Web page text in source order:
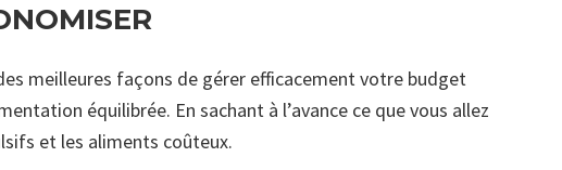
meilleures façons de gérer efficacement votre budget
équilibrée. En sachant à l’avance ce que vous allez
et les aliments coûteux.